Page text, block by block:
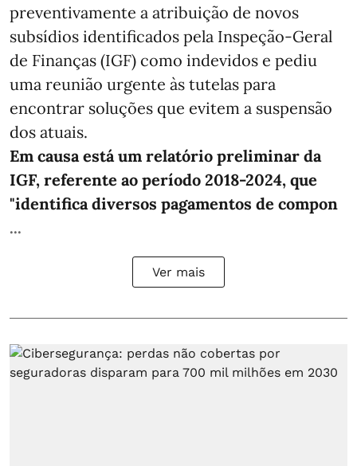
preventivamente a atribuição de novos
subsídios identificados pela Inspeção-Geral
de Finanças (IGF) como indevidos e pediu
uma reunião urgente às tutelas para
encontrar soluções que evitem a suspensão
dos atuais.
Em causa está um relatório preliminar da
IGF, referente ao período 2018-2024, que
"identifica diversos pagamentos de compon
...
Ver mais